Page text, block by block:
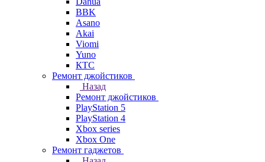
BBK
Asano
Akai
Viomi
Yuno
КТС
Ремонт джойстиков
Назад
Ремонт джойстиков
PlayStation 5
PlayStation 4
Xbox series
Xbox One
Ремонт гаджетов